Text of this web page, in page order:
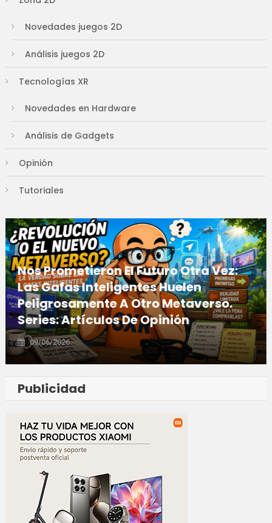
Novedades juegos 2D
Análisis juegos 2D
Tecnologías XR
Novedades en Hardware
Análisis de Gadgets
Opinión
Tutoriales
Nos Prometieron El Futuro Otra Vez:
Las Gafas Inteligentes Huelen
Peligrosamente A Otro Metaverso.
Series: Artículos De Opinión
09/06/2026
Publicidad